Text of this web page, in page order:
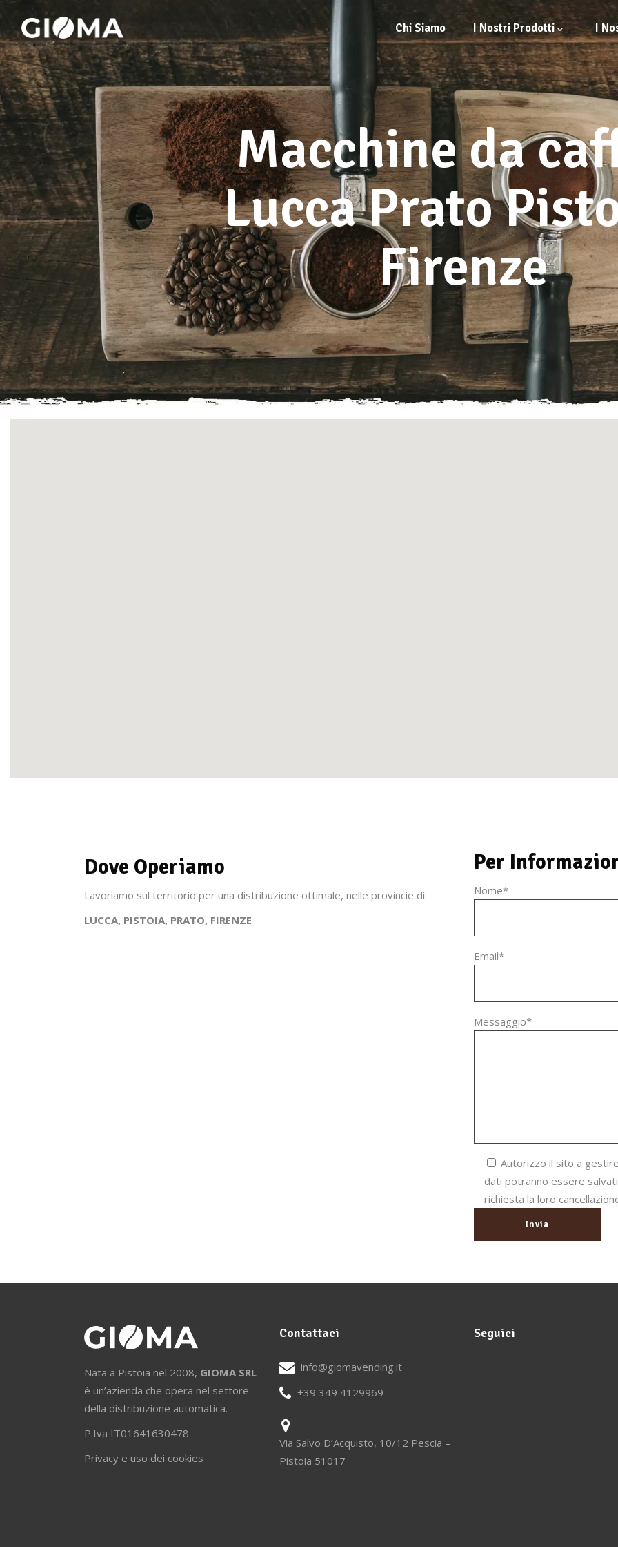
Chi Siamo I Nostri Prodotti I
Macchine da
Lucca Prato
Firenze
Dove Operiamo
Lavoriamo sul territorio per una distribuzione ottimale, nelle provincie di:
LUCCA, PISTOIA, PRATO, FIRENZE
Per
Nome*
Email*
Messaggio*
Autorizzo il sito a
dati potranno essere
richiesta la loro
Nata a Pistoia nel 2008, GIOMA SRL
è un’azienda che opera nel settore
della distribuzione automatica.
P.Iva IT01641630478
Privacy e uso dei cookies
Contattaci
info@giomavending.it
+39 349 4129969
Via Salvo D’Acquisto, 10/12 Pescia –
Pistoia 51017
Seguici